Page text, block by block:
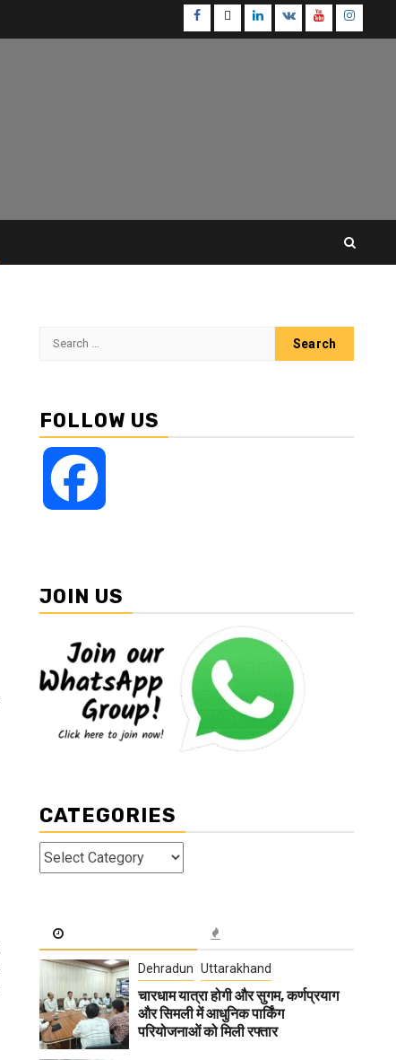
Facebook
TwitterLinkedin
VK Youtube
Search
FOLLOW US
JOIN US
CATEGORIES
Categories
Dehradun Uttarakhand
चारधाम यात्रा होगी और सुगम, कर्णप्रयाग
और सिमली में आधुनिक पार्किंग
परियोजनाओं को मिली रफ्तार